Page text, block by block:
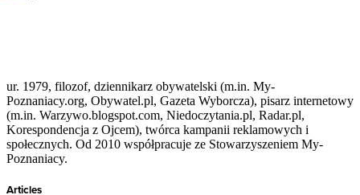
ur. 1979, filozof, dziennikarz obywatelski (m.in. My-
Poznaniacy.org, Obywatel.pl, Gazeta Wyborcza), pisarz internetowy
(m.in. Warzywo.blogspot.com, Niedoczytania.pl, Radar.pl,
Korespondencja z Ojcem), twórca kampanii reklamowych i
społecznych. Od 2010 współpracuje ze Stowarzyszeniem My-
Poznaniacy.
Articles